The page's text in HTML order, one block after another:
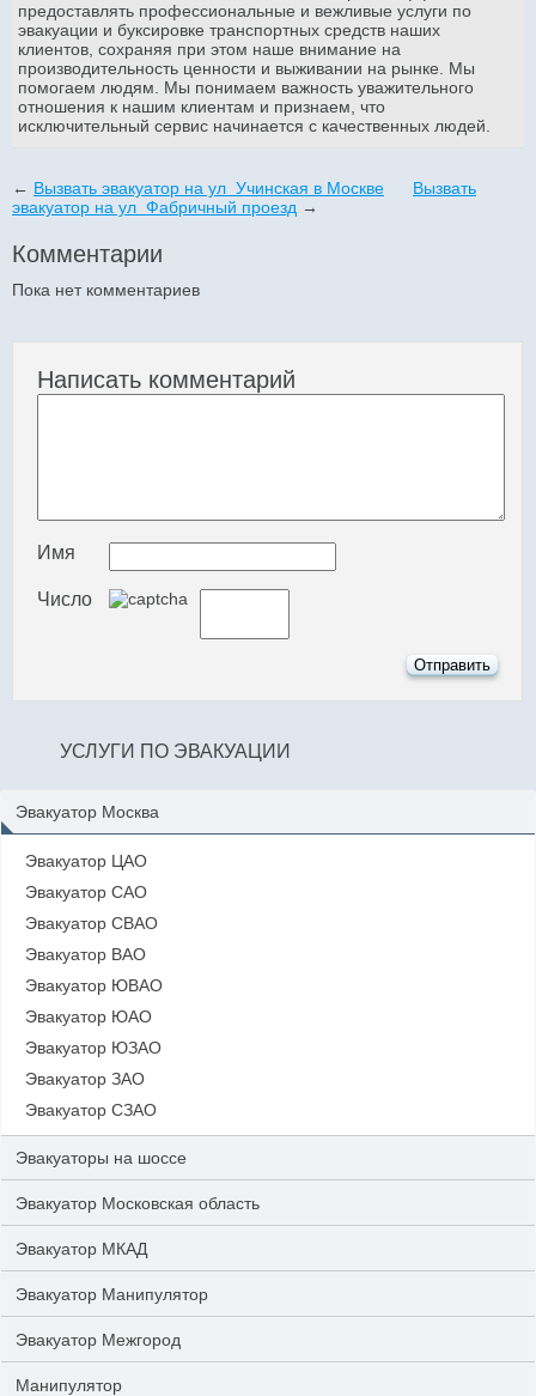
предоставлять профессиональные и вежливые услуги по
эвакуации и буксировке транспортных средств наших
клиентов, сохраняя при этом наше внимание на
производительность ценности и выживании на рынке. Мы
помогаем людям. Мы понимаем важность уважительного
отношения к нашим клиентам и признаем, что
исключительный сервис начинается с качественных людей.
← Вызвать эвакуатор на ул Учинская в Москве
Вызвать
эвакуатор на ул Фабричный проезд →
Комментарии
Пока нет комментариев
Написать комментарий
Имя
Число
УСЛУГИ ПО ЭВАКУАЦИИ
Эвакуатор Москва
Эвакуатор ЦАО
Эвакуатор САО
Эвакуатор СВАО
Эвакуатор ВАО
Эвакуатор ЮВАО
Эвакуатор ЮАО
Эвакуатор ЮЗАО
Эвакуатор ЗАО
Эвакуатор СЗАО
Эвакуаторы на шоссе
Эвакуатор Московская область
Эвакуатор МКАД
Эвакуатор Манипулятор
Эвакуатор Межгород
Манипулятор